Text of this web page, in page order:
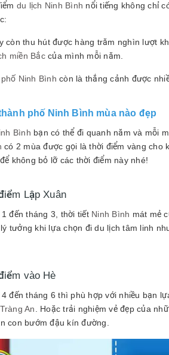
du lịch Ninh Bình nổi tiếng không chỉ
còn thu hút được hàng trăm nghìn lượt
miền Bắccủa mình mỗi năm.
Ninh Bình còn là thắng cảnh được
phố Ninh Bình mùa nào đẹp
Bình bạn có thể đi quanh năm và mỗi
có 2 mùa được gọi là thời điểm vàng cho
không bỏ lỡ các thời điểm này nhé!
Lập Xuân
đến tháng 3, thời tiết Ninh Bình mát mẻ
tưởng khi lựa chọn đi du lịch tâm linh
vào Hè
đến tháng 6 thì phù hợp với nhiều bạn
Tràng An. Hoặc trải nghiệm vẻ đẹp của
con bướm đậu kín đường.